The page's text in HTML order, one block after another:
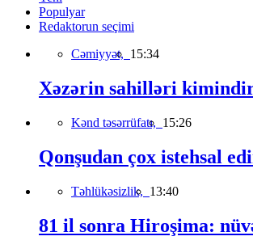
Populyar
Redaktorun seçimi
Cəmiyyət, 15:34
Xəzərin sahilləri
Kənd təsərrüfatı, 15:26
Qonşudan çox istehsal
Təhlükəsizlik, 13:40
81 il sonra Hiroşima: